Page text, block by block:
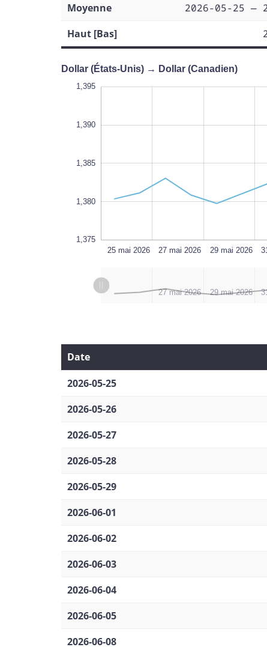
Moyenne
2026-05-25 —
Haut [Bas]
Dollar (États-Unis) → Dollar (Canadien)
1,375
1,395
1,390
1,385
1,380
1,375
L
25 mai 2026 27 mai 2026 29 mai 2026
12 juin 2026
l25 mai 2026 29 mai 2026
27 mai 2026
10 juin 2026
Date
2026-05-25
2026-05-26
2026-05-27
2026-05-28
2026-05-29
2026-06-01
2026-06-02
2026-06-03
2026-06-04
2026-06-05
2026-06-08